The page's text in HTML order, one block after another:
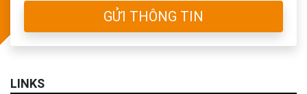
GỬI THÔNG TIN
LINKS